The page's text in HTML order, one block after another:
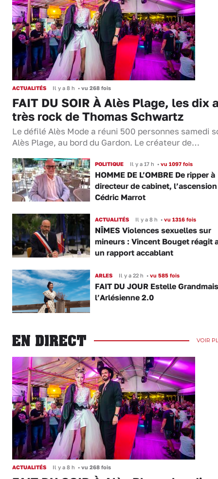
ACTUALITÉS Il y a 8 h • vu 268 fois
FAIT DU SOIR À Alès Plage, les dix
très rock de Thomas Schwartz
Le défilé Alès Mode a réuni 500 personnes samedi
Alès Plage, au bord du Gardon. Le créateur de…
POLITIQUE Il y a 17 h •vu 1097 fois
HOMME DE L’OMBRE De ripper à
directeur de cabinet,
Cédric Marrot
ACTUALITÉS Il y a 8 h •vu 1316 fois
NÎMES Violences sexuelles sur
mineurs : Vincent Bouget réagit
un rapport accablant
ARLES Il y a 22 h •vu 585 fois
FAIT DU JOUR Estelle
l’Arlésienne 2.0
EN DIRECT VOIR
ACTUALITÉS Il y a 8 h • vu 268 fois